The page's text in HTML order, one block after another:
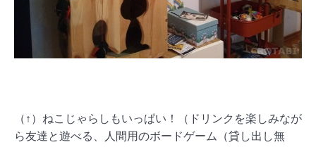
（↑）ねこじゃらしもいっぱい！（ドリンクを楽しみなが
ら友達と遊べる、人間用のボードゲーム（貸し出し無